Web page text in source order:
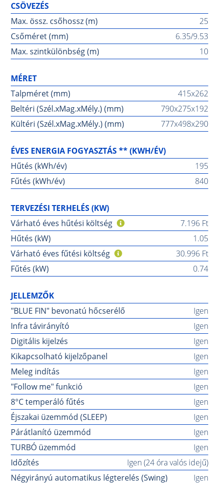
CSÖVEZÉS
Max. össz. csőhossz (m)
25
Csőméret (mm)
6.35/9.53
Max. szintkülönbség (m)
10
MÉRET
Talpméret (mm)
415x262
Beltéri (Szél.xMag.xMély.) (mm)
790x275x192
Kültéri (Szél.xMag.xMély.) (mm)
777x498x290
ÉVES ENERGIA FOGYASZTÁS ** (KWH/ÉV)
Hűtés (kWh/év)
195
Fűtés (kWh/év)
840
TERVEZÉSI TERHELÉS (KW)
Várható éves hűtési költség
7.196 Ft
Hűtés (kW)
1.05
Várható éves fűtési költség
30.996 Ft
Fűtés (kW)
0.74
JELLEMZŐK
"BLUE FIN" bevonatú hőcserélő
Igen
Infra távirányító
Igen
Digitális kijelzés
Igen
Kikapcsolható kijelzőpanel
Igen
Meleg indítás
Igen
"Follow me" funkció
Igen
8°C temperáló fűtés
Igen
Éjszakai üzemmód (SLEEP)
Igen
Párátlanító üzemmód
Igen
TURBÓ üzemmód
Igen
Időzítés
Igen (24 óra valós idejű)
Négyirányú automatikus légterelés (Swing)
Igen